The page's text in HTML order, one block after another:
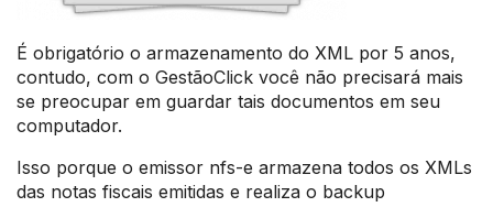
É obrigatório o armazenamento do XML por 5 anos,
contudo, com o GestãoClick você não precisará mais
se preocupar em guardar tais documentos em seu
computador.
Isso porque o emissor nfs-e armazena todos os XMLs
das notas fiscais emitidas e realiza o backup